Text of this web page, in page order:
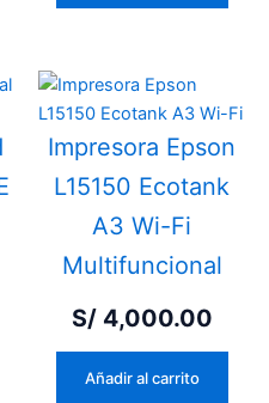
Impresora Epson
L15150 Ecotank
A3 Wi-Fi
Multifuncional
S/4,000.00
Añadir al carrito